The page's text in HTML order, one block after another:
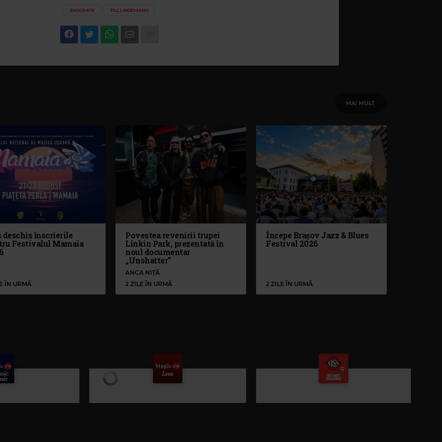
EMIGRATE TILL LINDEMANN
MAI MULT
deschis înscrierile
Festivalul Mamaia
ÎN URMĂ
Povestea revenirii trupei
Linkin Park, prezentată în
noul documentar
„Unshatter”
ANCA NIȚĂ
2 ZILE ÎN URMĂ
Începe Brașov Jazz & Blues
Festival 2026
2 ZILE ÎN URMĂ